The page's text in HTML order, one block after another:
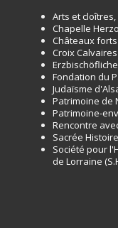
Arts et
Chapelle
Châteaux
Croix
Fondation du
Judaïsme
Patrimoine de
Patrimoine-
Rencontre
Sacrée Histoire
Société pour
de Lorraine